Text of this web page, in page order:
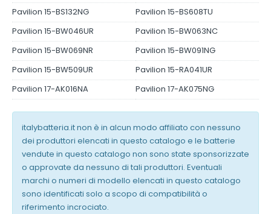
Pavilion 15-BS132NG
Pavilion 15-BS608TU
Pavilion 15-BW046UR
Pavilion 15-BW063NC
Pavilion 15-BW069NR
Pavilion 15-BW091NG
Pavilion 15-BW509UR
Pavilion 15-RA041UR
Pavilion 17-AK016NA
Pavilion 17-AK075NG
italybatteria.it non è in alcun modo affiliato con nessuno
dei produttori elencati in questo catalogo e le batterie
vendute in questo catalogo non sono state sponsorizzate
o approvate da nessuno di tali produttori. Eventuali
marchi o numeri di modello elencati in questo catalogo
sono identificati solo a scopo di compatibilità o
riferimento incrociato.